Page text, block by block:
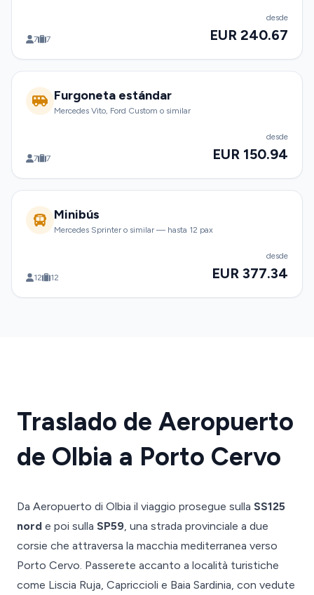
7 7
desde
EUR 240.67
Furgoneta estándar
Mercedes Vito, Ford Custom o similar
7 7
desde
EUR 150.94
Minibús
Mercedes Sprinter o similar — hasta 12 pax
12 12
desde
EUR 377.34
Traslado de Aeropuerto
de Olbia a Porto Cervo
Da Aeropuerto di Olbia il viaggio prosegue sulla SS125
nord e poi sulla SP59, una strada provinciale a due
corsie che attraversa la macchia mediterranea verso
Porto Cervo. Passerete accanto a località turistiche
come Liscia Ruja, Capriccioli e Baia Sardinia, con vedute